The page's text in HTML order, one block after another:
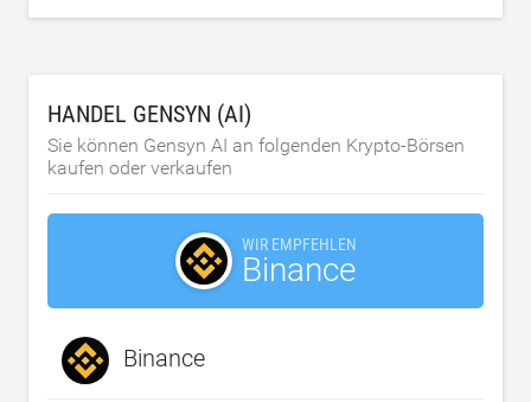
HANDEL GENSYN (AI)
Sie können Gensyn AI an folgenden Krypto-Börsen
kaufen oder verkaufen
WIR EMPFEHLEN
Binance
Binance